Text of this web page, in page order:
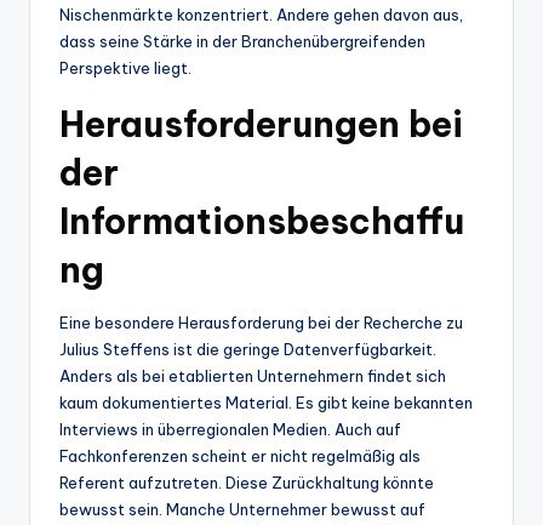
Nischenmärkte konzentriert. Andere gehen davon aus,
dass seine Stärke in der Branchenübergreifenden
Perspektive liegt.
Herausforderungen bei
der
Informationsbeschaffu
ng
Eine besondere Herausforderung bei der Recherche zu
Julius Steffens ist die geringe Datenverfügbarkeit.
Anders als bei etablierten Unternehmern findet sich
kaum dokumentiertes Material. Es gibt keine bekannten
Interviews in überregionalen Medien. Auch auf
Fachkonferenzen scheint er nicht regelmäßig als
Referent aufzutreten. Diese Zurückhaltung könnte
bewusst sein. Manche Unternehmer bewusst auf